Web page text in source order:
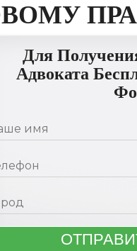
Для
Адвоката